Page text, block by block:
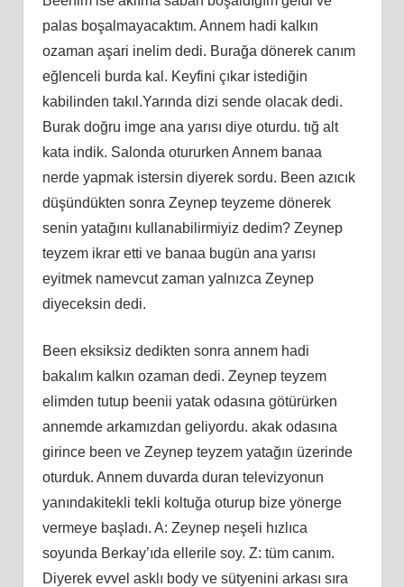
palas boşalmayacaktım. Annem hadi kalkın
ozaman aşari inelim dedi. Burağa dönerek canım
eğlenceli burda kal. Keyfini çıkar istediğin
kabilinden takıl.Yarında dizi sende olacak dedi.
Burak doğru imge ana yarısı diye oturdu. tığ alt
kata indik. Salonda otururken Annem banaa
nerde yapmak istersin diyerek sordu. Been azıcık
düşündükten sonra Zeynep teyzeme dönerek
senin yatağını kullanabilirmiyiz dedim? Zeynep
teyzem ikrar etti ve banaa bugün ana yarısı
eyitmek namevcut zaman yalnızca Zeynep
diyeceksin dedi.
Been eksiksiz dedikten sonra annem hadi
bakalım kalkın ozaman dedi. Zeynep teyzem
elimden tutup beenii yatak odasına götürürken
annemde arkamızdan geliyordu. akak odasına
girince been ve Zeynep teyzem yatağın üzerinde
oturduk. Annem duvarda duran televizyonun
yanındakitekli tekli koltuğa oturup bize yönerge
vermeye başladı. A: Zeynep neşeli hızlıca
soyunda Berkay’ıda ellerile soy. Z: tüm canım.
Diyerek evvel asklı body ve sütyenini arkası sıra